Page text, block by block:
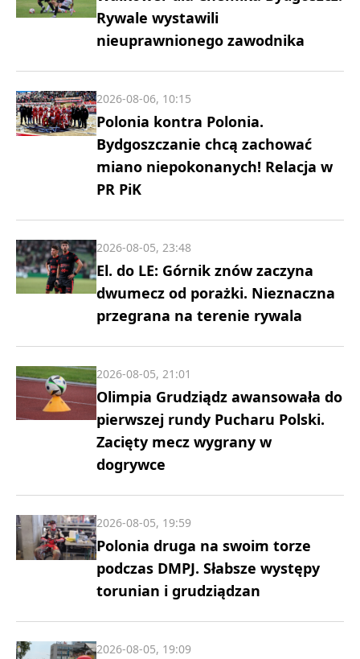
Rywale wystawili
nieuprawnionego zawodnika
Polonia kontra Polonia.
Bydgoszczanie chcą zachować
miano niepokonanych! Relacja w
PR PiK
2026-08-06, 10:15
El. do LE: Górnik znów zaczyna
dwumecz od porażki. Nieznaczna
przegrana na terenie rywala
2026-08-05, 23:48
Olimpia Grudziądz awansowała do
pierwszej rundy Pucharu Polski.
Zacięty mecz wygrany w
dogrywce
2026-08-05, 21:01
Polonia druga na swoim torze
podczas DMPJ. Słabsze występy
torunian i grudziądzan
2026-08-05, 19:59
2026-08-05, 19:09